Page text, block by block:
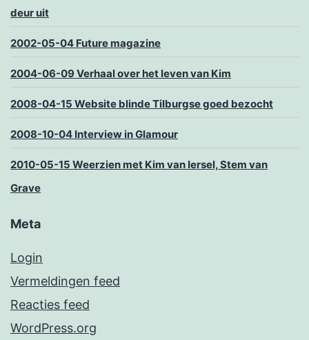
deur uit
2002-05-04 Future magazine
2004-06-09 Verhaal over het leven van Kim
2008-04-15 Website blinde Tilburgse goed bezocht
2008-10-04 Interview in Glamour
2010-05-15 Weerzien met Kim van Iersel, Stem van
Grave
Meta
Login
Vermeldingen feed
Reacties feed
WordPress.org